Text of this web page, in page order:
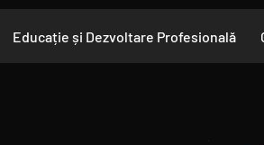
Educație și Dezvoltare Profesională